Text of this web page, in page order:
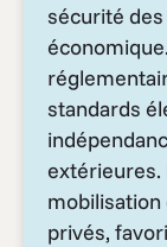
sécurité
standards
extérieures.
privés,